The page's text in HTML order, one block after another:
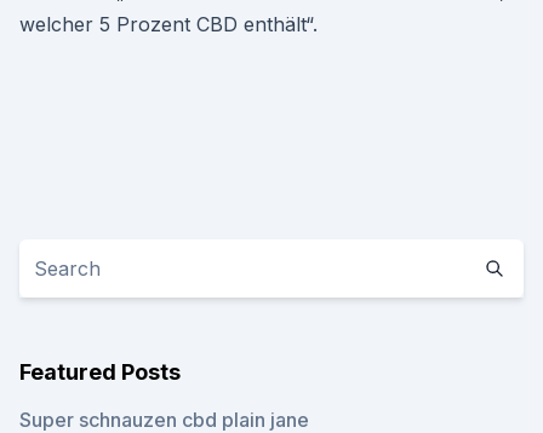
welcher 5 Prozent CBD enthält“.
Featured Posts
Super schnauzen cbd plain jane